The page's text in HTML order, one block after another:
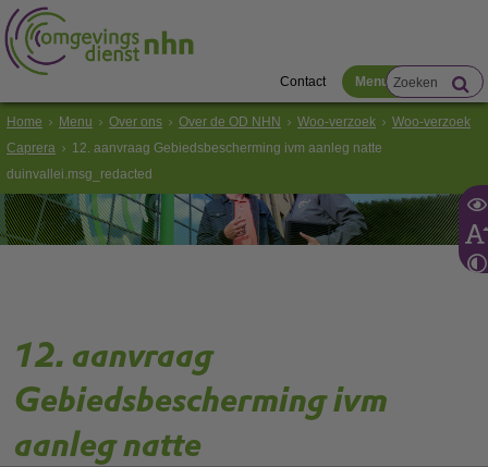
Contact Menu
Home Menu Over ons Over de OD NHN Woo-verzoek
Woo-verzoek
Caprera
12. aanvraag Gebiedsbescherming ivm aanleg natte
duinvallei.msg_redacted
12. aanvraag
Gebiedsbescherming ivm
aanleg natte